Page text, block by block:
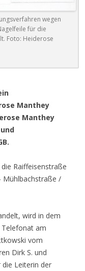
wegen
für die
Foto: Heiderose
Manthey
Manthey
Raiffeisenstraße
Mühlbachstraße /
wird in dem
Telefonat am
vom
Dirk S. und
die Leiterin der